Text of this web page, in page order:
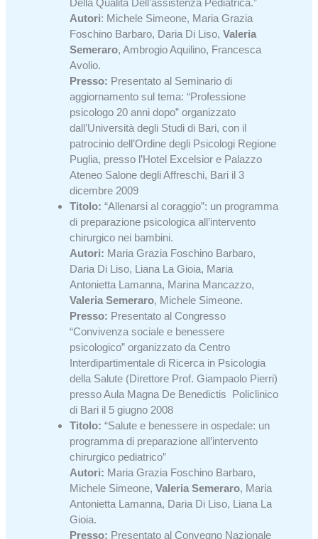
Autori: Michele Simeone, Maria Grazia
Foschino Barbaro, Daria Di Liso,Valeria
Semeraro, Ambrogio Aquilino, Francesca
Avolio.
Presso: Presentato al Seminario di
aggiornamento sul tema: “Professione
psicologo 20 anni dopo” organizzato
dall’Università degli Studi di Bari, con il
patrocinio dell’Ordine degli Psicologi Regione
Puglia, presso l’Hotel Excelsior e Palazzo
Ateneo Salone degli Affreschi, Bari il 3
dicembre 2009
Titolo: “Allenarsi al coraggio”: un programma
di preparazione psicologica all’intervento
chirurgico nei bambini.
Autori: Maria Grazia Foschino Barbaro,
Daria Di Liso, Liana La Gioia, Maria
Antonietta Lamanna, Marina Mancazzo,
Valeria Semeraro, Michele Simeone.
Presso: Presentato al Congresso
“Convivenza sociale e benessere
psicologico” organizzato da Centro
Interdipartimentale di Ricerca in Psicologia
della Salute (Direttore Prof. Giampaolo Pierri)
presso Aula Magna De Benedictis Policlinico
di Bari il 5 giugno 2008
Titolo: “Salute e benessere in ospedale: un
programma di preparazione all’intervento
chirurgico pediatrico”
Autori: Maria Grazia Foschino Barbaro,
Michele Simeone,Valeria Semeraro, Maria
Antonietta Lamanna, Daria Di Liso, Liana La
Gioia.
Presso: Presentato al Convegno Nazionale